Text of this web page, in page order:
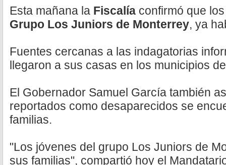
Esta mañana la Fiscalía confirmó que
Grupo Los Juniors de Monterrey, ya
Fuentes cercanas a las indagatorias
llegaron a sus casas en los municipios
El Gobernador Samuel García también
reportados como desaparecidos se
familias.
"Los jóvenes del grupo Los Juniors de
sus familias", compartió hoy el